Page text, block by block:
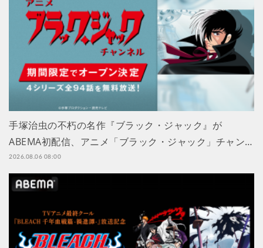
手塚治虫の不朽の名作『ブラック・ジャック』が
ABEMA初配信、アニメ「ブラック・ジャック」チャン…
2026.08.06 08:00